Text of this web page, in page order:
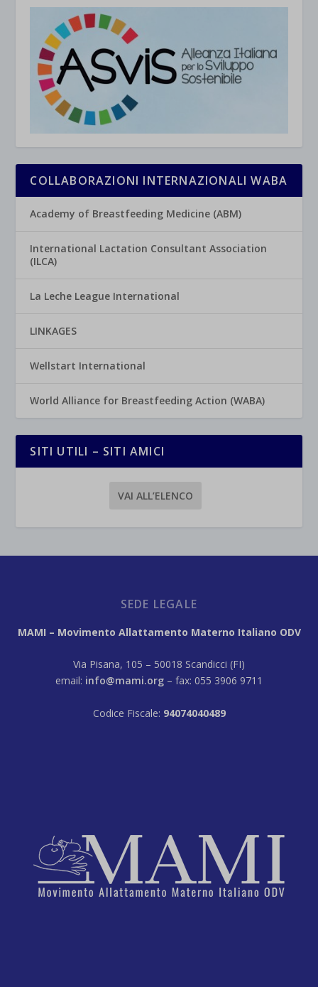
COLLABORAZIONI INTERNAZIONALI WABA
Academy of Breastfeeding Medicine (ABM)
International Lactation Consultant Association
(ILCA)
La Leche League International
LINKAGES
Wellstart International
World Alliance for Breastfeeding Action (WABA)
SITI UTILI – SITI AMICI
VAI ALL’ELENCO
SEDE LEGALE
MAMI – Movimento Allattamento Materno Italiano ODV
Via Pisana, 105 – 50018 Scandicci (FI)
email: info@mami.org – fax: 055 3906 9711
Codice Fiscale: 94074040489